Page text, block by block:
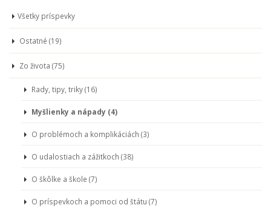
Všetky príspevky
Ostatné (19)
Zo života (75)
Rady, tipy, triky (16)
Myšlienky a nápady (4)
O problémoch a komplikáciách (3)
O udalostiach a zážitkoch (38)
O škôlke a škole (7)
O príspevkoch a pomoci od štátu (7)